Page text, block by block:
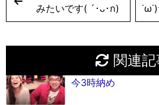
みたいです( ´･ᴗ･ก)
関連記
今3時納め